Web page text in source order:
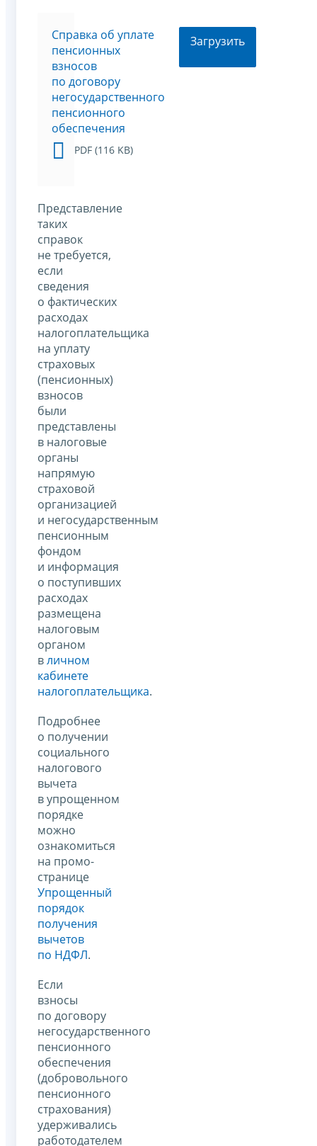
Cправка об уплате
пенсионных
взносов
по договору
негосударственного
пенсионного
обеспечения
PDF (116 KB)
Загрузить
Представление
таких
справок
не требуется,
если
сведения
о фактических
расходах
налогоплательщика
на уплату
страховых
(пенсионных)
взносов
были
представлены
в налоговые
органы
напрямую
страховой
организацией
и негосударственным
пенсионным
фондом
и информация
о поступивших
расходах
размещена
налоговым
органом
вличном
кабинете
налогоплательщика.
Подробнее
о получении
социального
налогового
вычета
в упрощенном
порядке
можно
ознакомиться
на промо-
странице
Упрощенный
порядок
получения
вычетов
по НДФЛ.
Если
взносы
по договору
негосударственного
пенсионного
обеспечения
(добровольного
пенсионного
страхования)
удерживались
работодателем